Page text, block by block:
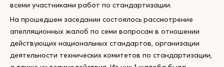
всеми участниками работ по стандартизации.
На прошедшем заседании состоялось рассмотрение
апелляционных жалоб по семи вопросам в отношении
действующих национальных стандартов, организации
деятельности технических комитетов по стандартизации,